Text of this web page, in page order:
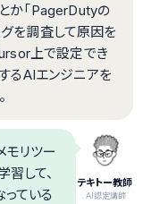
か「PagerDutyの
を調査して原因を
上で設定でき
るAIエンジニアを
テキトー教師
.AI認定講師
モリツー
して、
ている